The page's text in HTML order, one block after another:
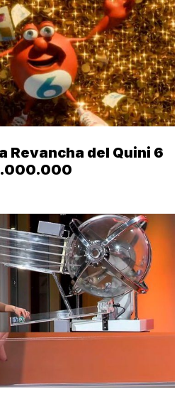
Revancha del Quini 6